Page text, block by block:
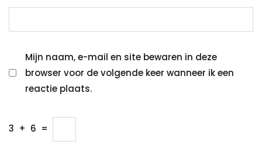
Mijn naam, e-mail en site bewaren in deze
browser voor de volgende keer wanneer ik een
reactie plaats.
3 + 6 =